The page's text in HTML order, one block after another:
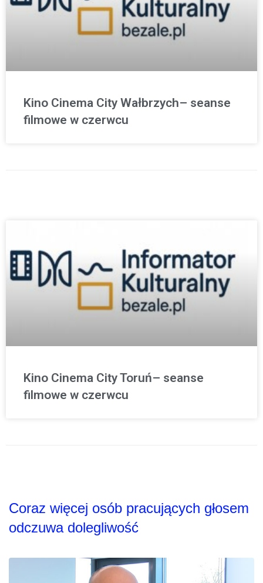
Kino Cinema City Wałbrzych– seanse
filmowe w czerwcu
Kino Cinema City Toruń– seanse
filmowe w czerwcu
Coraz więcej osób pracujących głosem
odczuwa dolegliwość